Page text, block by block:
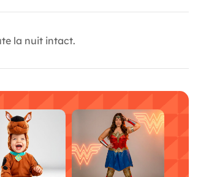
la nuit intact.